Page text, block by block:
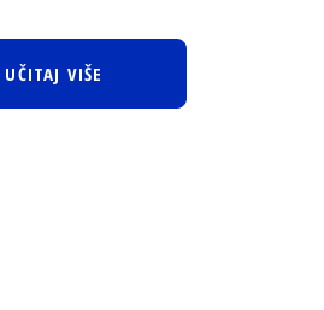
UČITAJ VIŠE